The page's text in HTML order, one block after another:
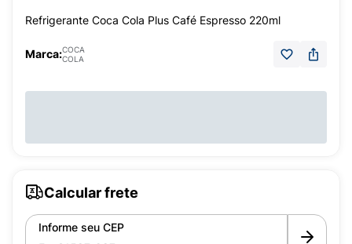
Refrigerante Coca Cola Plus Café Espresso 220ml
Marca:COCA
COLA
Calcular frete
Informe seu CEP